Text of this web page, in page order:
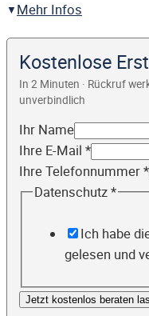
Mehr Infos
Kostenlose
In 2 Minuten · Rückruf
unverbindlich
Ihr Name
Ihre E-Mail *
Ihre Telefonnummer*
Datenschutz*
Ich habe
gelesen und
Jetzt kostenlos beraten